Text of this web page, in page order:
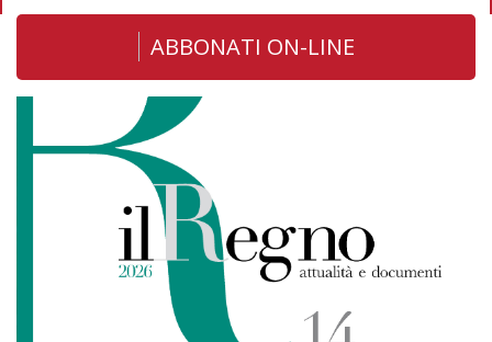
ABBONATI ON-LINE